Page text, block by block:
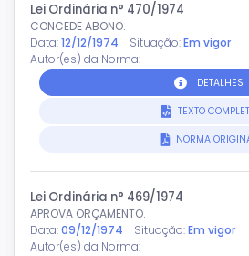
Lei Ordinária n° 470/1974
CONCEDE ABONO.
Data:12/12/1974 Situação: Em vigor
Autor(es) da Norma:
DETALHES
TEXTO
NORMA
Lei Ordinária n° 469/1974
APROVA ORÇAMENTO.
Data:09/12/1974 Situação: Em vigor
Autor(es) da Norma: